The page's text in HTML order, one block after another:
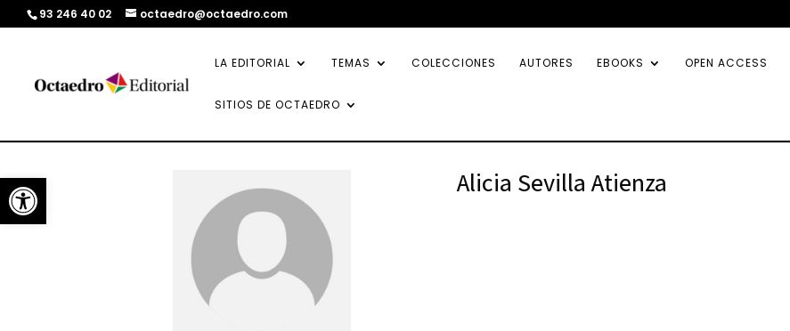
Abrir barra de herramientas
93 246 40 02 octaedro@octaedro.com
LA EDITORIAL TEMAS COLECCIONES AUTORES EBOOKS OPEN ACCESS
SITIOS DE OCTAEDRO
Alicia Sevilla Atienza